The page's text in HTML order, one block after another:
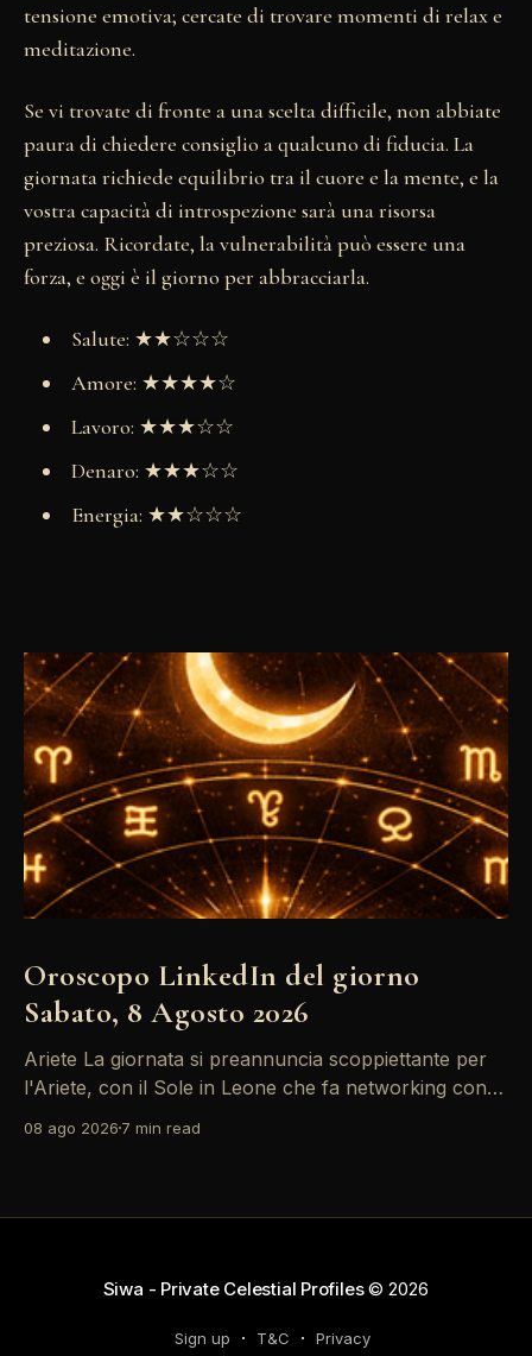
tensione emotiva; cercate di trovare momenti di relax e
meditazione.
Se vi trovate di fronte a una scelta difficile, non abbiate
paura di chiedere consiglio a qualcuno di fiducia. La
giornata richiede equilibrio tra il cuore e la mente, e la
vostra capacità di introspezione sarà una risorsa
preziosa. Ricordate, la vulnerabilità può essere una
forza, e oggi è il giorno per abbracciarla.
Salute: ★★☆☆☆
Amore: ★★★★☆
Lavoro: ★★★☆☆
Denaro: ★★★☆☆
Energia: ★★☆☆☆
Oroscopo LinkedIn del giorno
Sabato, 8 Agosto 2026
Ariete La giornata si preannuncia scoppiettante per
l'Ariete, con il Sole in Leone che fa networking con la
d'oro per postare un aggiornamento che incapsuli la
08 ago 2026 7 min read
Siwa - Private Celestial Profiles© 2026
Sign up T&C Privacy